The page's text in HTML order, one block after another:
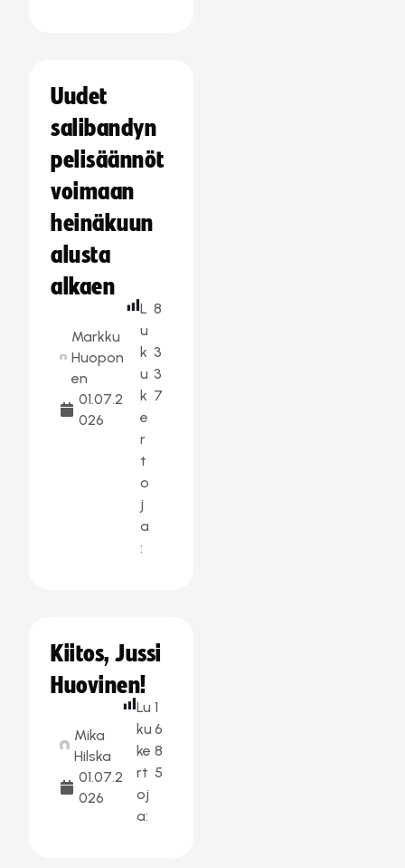
Uudet
salibandyn
pelisäännöt
voimaan
heinäkuun
alusta
alkaen
Markku
Huopon
en
01.07.2
026
L
u
k
u
k
e
r
t
o
j
a
:
8
3
3
7
Kiitos, Jussi
Huovinen!
Mika
Hilska
01.07.2
026
Lu
ku
ke
rt
oj
a:
1
6
8
5